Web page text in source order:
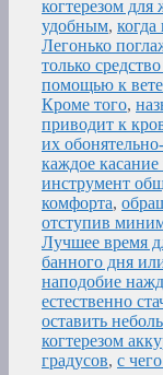
когтерезом
удобным,
Легонько
только
помощью к
Кроме того,
приводит к
их
каждое
инструмент
комфорта,
отступив
Лучшее время
банного дня
наподобие
естественно
оставить
когтерезом
градусов, с